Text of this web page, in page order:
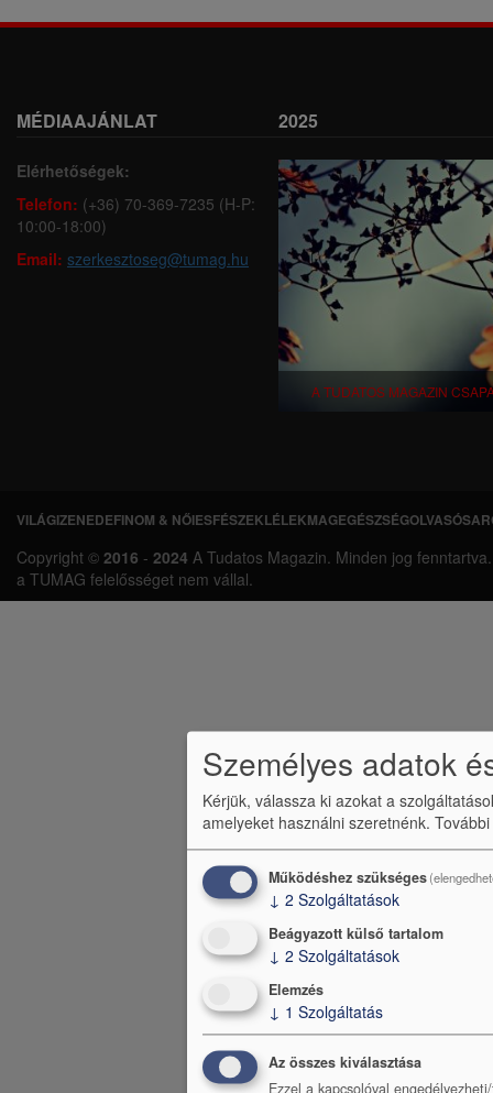
MÉDIAAJÁNLAT
Elérhetőségek:
Telefon: (+36) 70-369-7235 (H-P:
10:00-18:00)
Email: szerkesztoseg@tumag.hu
2025
A TUDATOS MAGAZIN
L
á
VILÁGIZENEDEFINOM & NŐIESFÉSZEKLÉLEKMAGEGÉSZSÉG
Copyright © 2016 - 2024 A Tudatos Magazin. Minden jog
a TUMAG felelősséget nem vállal.
Személyes adatok
Kérjük, válassza ki azokat a
amelyeket használni szeretnénk.
Működéshez szükséges
↓ 2 Szolgáltatások
Beágyazott külső tartalom
↓ 2 Szolgáltatások
Elemzés
↓ 1 Szolgáltatás
Az összes kiválasztása
Ezzel a kapcsolóval